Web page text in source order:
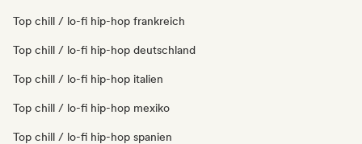
Top chill / lo-fi hip-hop frankreich
Top chill / lo-fi hip-hop deutschland
Top chill / lo-fi hip-hop italien
Top chill / lo-fi hip-hop mexiko
Top chill / lo-fi hip-hop spanien